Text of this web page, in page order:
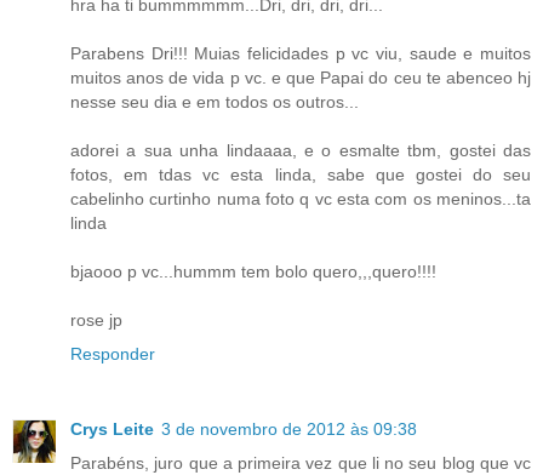
hra ha ti bummmmmm...Dri, dri, dri, dri...
Parabens Dri!!! Muias felicidades p vc viu, saude e muitos
muitos anos de vida p vc. e que Papai do ceu te abenceo hj
nesse seu dia e em todos os outros...
adorei a sua unha lindaaaa, e o esmalte tbm, gostei das
fotos, em tdas vc esta linda, sabe que gostei do seu
cabelinho curtinho numa foto q vc esta com os meninos...ta
linda
bjaooo p vc...hummm tem bolo quero,,,quero!!!!
rose jp
Responder
Crys Leite 3 de novembro de 2012 às 09:38
Parabéns, juro que a primeira vez que li no seu blog que vc